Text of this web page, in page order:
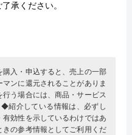
承ください。
入・申込すると、売上の一部
ンに還元されることがありま
う場合には、商品・サービス
紹介している情報は、必ずし
効性を示しているわけではあ
の参考情報としてご利用くだ